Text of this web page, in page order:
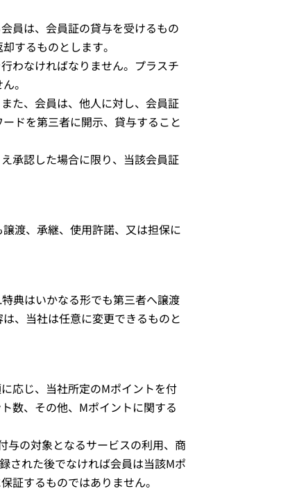
員は、会員証の貸与を受けるもの
するものとします。
わなければなりません。プラスチ
。
た、会員は、他人に対し、会員証
ドを第三者に開示、貸与すること
承認した場合に限り、当該会員証
渡、承継、使用許諾、又は担保に
典はいかなる形でも第三者へ譲渡
、当社は任意に変更できるものと
応じ、当社所定のMポイントを付
数、その他、Mポイントに関する
与の対象となるサービスの利用、商
された後でなければ会員は当該Mポ
証するものではありません。